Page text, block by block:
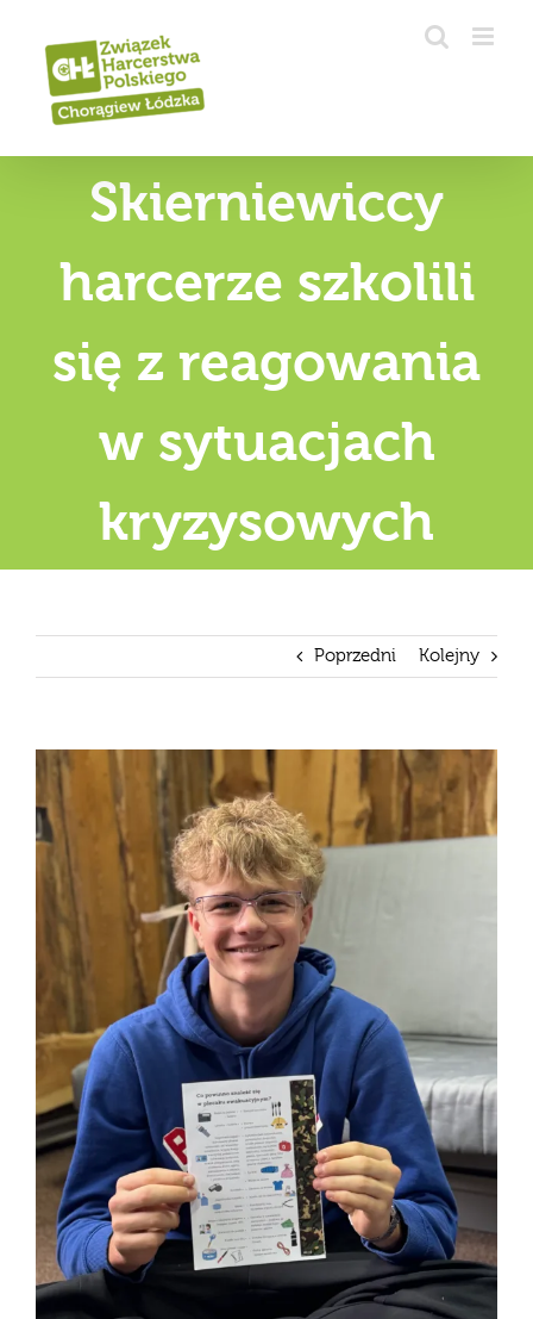
zawartości
Skierniewiccy
harcerze szkolili
się z reagowania
w sytuacjach
kryzysowych
Poprzedni Kolejny
Pokaż
większy
obrazek